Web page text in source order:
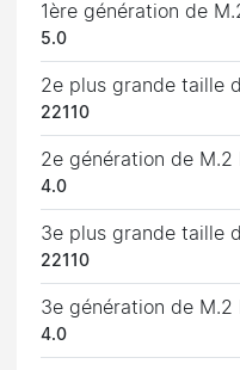
1ère génération de
5.0
2e plus grande taille
22110
2e génération de M.2
4.0
3e plus grande taille
22110
3e génération de M.2
4.0